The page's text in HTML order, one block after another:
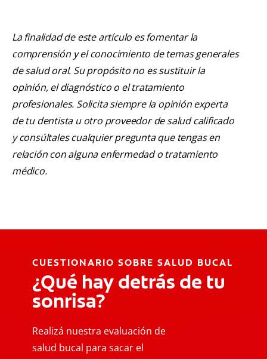
La finalidad de este artículo es fomentar la
comprensión y el conocimiento de temas generales
de salud oral. Su propósito no es sustituir la
opinión, el diagnóstico o el tratamiento
profesionales. Solicita siempre la opinión experta
de tu dentista u otro proveedor de salud calificado
y consúltales cualquier pregunta que tengas en
relación con alguna enfermedad o tratamiento
médico.
CUESTIONARIO SOBRE SALUD BUCAL
¿Qué hay detrás de tu
sonrisa?
Realizá nuestra evaluación de
salud bucal para sacar el